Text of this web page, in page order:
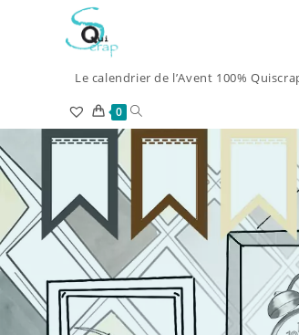
Le calendrier de l’Avent 100%
0 Toggle
website
search